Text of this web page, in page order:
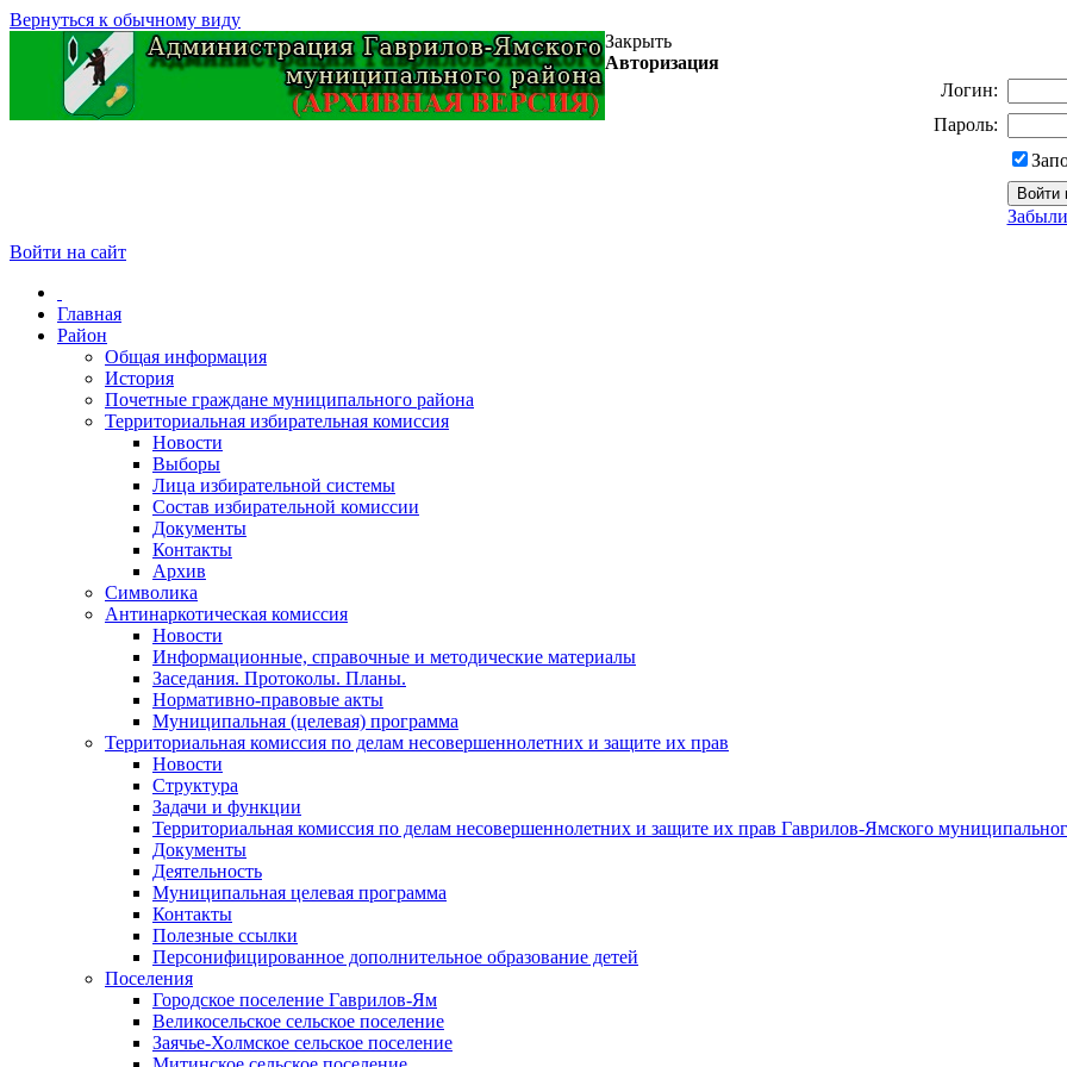
Вернуться к обычному виду
Закрыть
Авторизация
Логин:
Пароль:
Войти на сайт
Главная
Район
Общая информация
История
Почетные граждане муниципального района
Территориальная избирательная комиссия
Новости
Выборы
Лица избирательной системы
Состав избирательной комиссии
Документы
Контакты
Архив
Символика
Антинаркотическая комиссия
Новости
Информационные, справочные и методические материалы
Заседания. Протоколы. Планы.
Нормативно-правовые акты
Муниципальная (целевая) программа
Территориальная комиссия по делам несовершеннолетних и защите их прав
Новости
Структура
Задачи и функции
Территориальная комиссия по делам несовершеннолетних и защите их прав Гаврилов-Ямского
Документы
Деятельность
Муниципальная целевая программа
Контакты
Полезные ссылки
Персонифицированное дополнительное образование детей
Поселения
Городское поселение Гаврилов-Ям
Великосельское сельское поселение
Заячье-Холмское сельское поселение